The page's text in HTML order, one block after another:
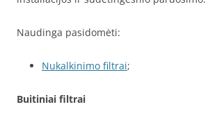
Naudinga pasidomėti:
Nukalkinimo filtrai;
Buitiniai filtrai